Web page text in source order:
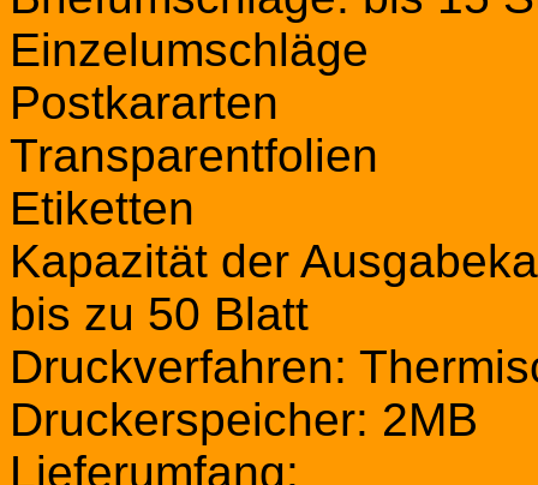
Einzelumschläge
Postkararten
Transparentfolien
Etiketten
Kapazität der
bis zu 50 Blatt
Druckverfahren:
Druckerspeicher: 2MB
Lieferumfang: